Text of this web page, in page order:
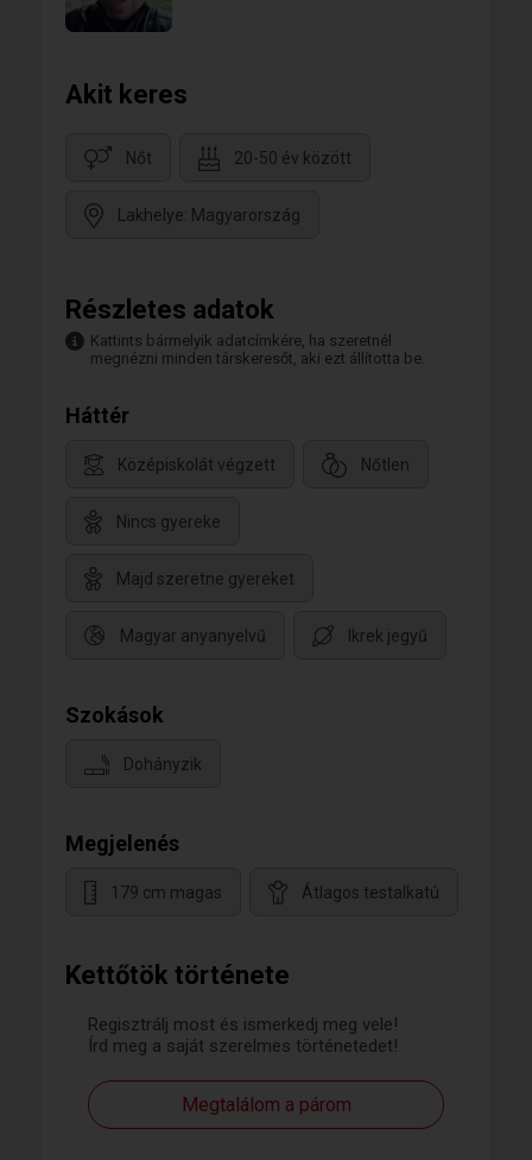
Kettőtök története
Regisztrálj most és ismerkedj meg vele!
Írd meg a saját szerelmes történetedet!
Megtalálom a párom
Akit keres
Nőt 20-50 év között
Lakhelye: Magyarország
Részletes adatok
Kattints bármelyik adatcímkére, ha szeretnél
megnézni minden társkeresőt, aki ezt állította be.
Háttér
Középiskolát végzett Nőtlen
Nincs gyereke
Majd szeretne gyereket
Magyar anyanyelvű Ikrek jegyű
Szokások
Dohányzik
Megjelenés
179 cm magas Átlagos testalkatú